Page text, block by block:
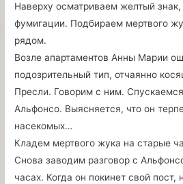
Наверху осматриваем желтый
фумигации. Подбираем мертвого
рядом.
Возле апартаментов Анны Марии
подозрительный тип, отчаянно
Пресли. Говорим с ним.
Альфонсо. Выясняется, что он
насекомых…
Кладем мертвого жука на старые
Снова заводим разговор с
часах. Когда он покинет свой пост,